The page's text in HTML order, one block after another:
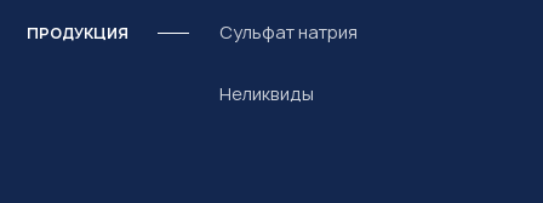
ПРОДУКЦИЯ Сульфат натрия
Неликвиды